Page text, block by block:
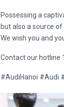
Possessing a
but also a source
We wish you and
Contact our hotline
#AudiHanoi #Audi